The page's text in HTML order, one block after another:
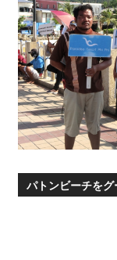
パトンビーチを